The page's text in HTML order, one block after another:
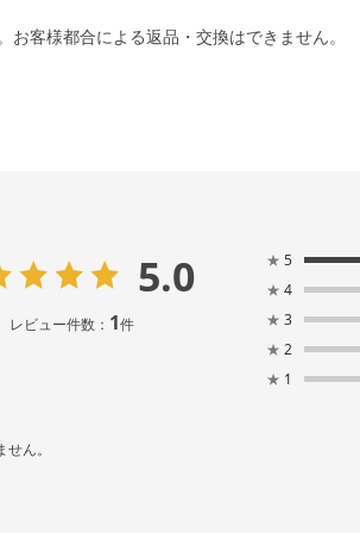
客様都合による返品・交換はできません。
5.0
レビュー件数： 1件
★ 5
★ 4
★ 3
★ 2
★ 1
ん。